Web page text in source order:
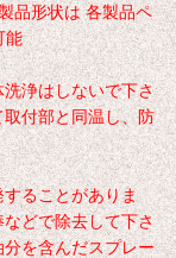
品形状は 各製品ペ
能
浄はしないで下さ
付部と同温し、防
ることがありま
どで除去して下さ
を含んだスプレー